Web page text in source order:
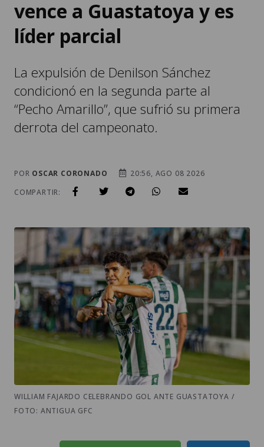
vence a Guastatoya y es
líder parcial
La expulsión de Denilson Sánchez
condicionó en la segunda parte al
“Pecho Amarillo”, que sufrió su primera
derrota del campeonato.
POR OSCAR CORONADO
20:56, AGO 08 2026
COMPARTIR:
WILLIAM FAJARDO CELEBRANDO GOL ANTE GUASTATOYA /
FOTO: ANTIGUA GFC